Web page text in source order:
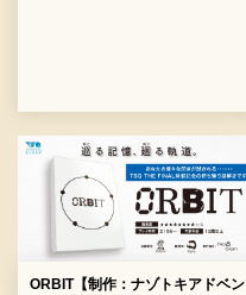
ORBIT【制作：ナゾトキアドベン